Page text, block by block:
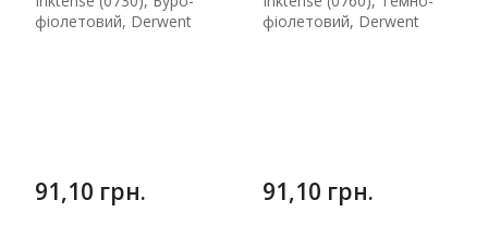
91,10 грн. 91,10 грн.